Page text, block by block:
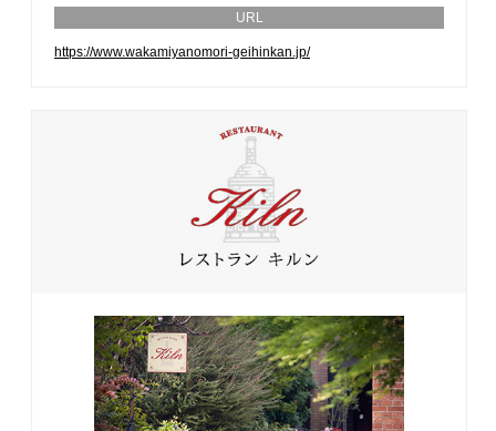
URL
https://www.wakamiyanomori-geihinkan.jp/